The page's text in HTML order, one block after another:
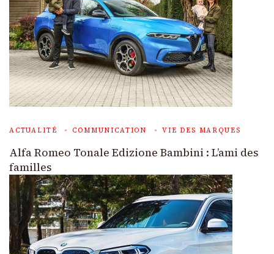
ACTUALITÉ COMMUNICATION VIE DES MARQUES
Alfa Romeo Tonale Edizione Bambini : L’ami des
familles